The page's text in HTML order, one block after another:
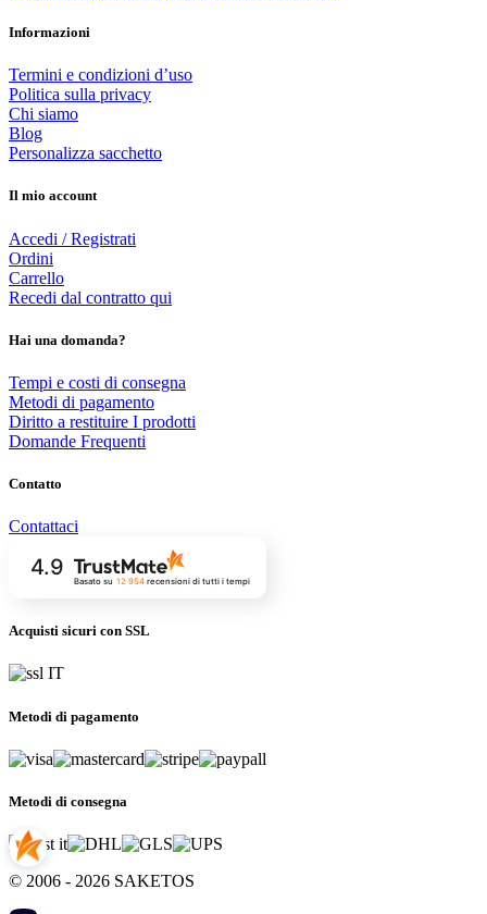
Informazioni
Termini e condizioni d’uso
Politica sulla privacy
Chi siamo
Blog
Personalizza sacchetto
Il mio account
Accedi / Registrati
Ordini
Carrello
Recedi dal contratto qui
Hai una domanda?
Tempi e costi di consegna
Metodi di pagamento
Diritto a restituire I prodotti
Domande Frequenti
Contatto
Contattaci
4.9
Basato su 12 954recensioni di tutti i tempi
Acquisti sicuri con SSL
Metodi di pagamento
Metodi di consegna
© 2006 - 2026 SAKETOS